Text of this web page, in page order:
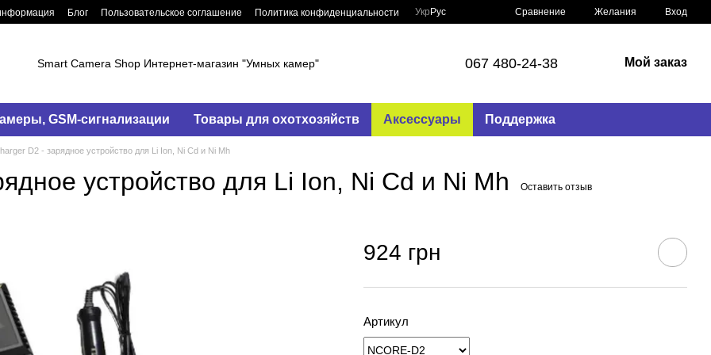
Блог Пользовательское соглашение Политика конфиденциальности Укр Рус Сравнение Желания Вход
Smart Camera Shop Интернет-магазин "Умных камер" 067 480-24-38 Мой заказ
GSM-сигнализации Товары для охотхозяйств Аксессуары Поддержка
D2 - зарядное устройство для Li Ion, Ni Cd и Ni Mh
устройство для Li Ion, Ni Cd и Ni Mh Оставить отзыв
924 грн
Артикул